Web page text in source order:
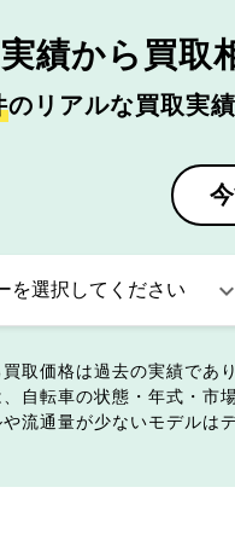
績から 買取
のリアルな買取実
取価格は過去の実績であ
自転車の状態・年式・市
流通量が少ないモデルは